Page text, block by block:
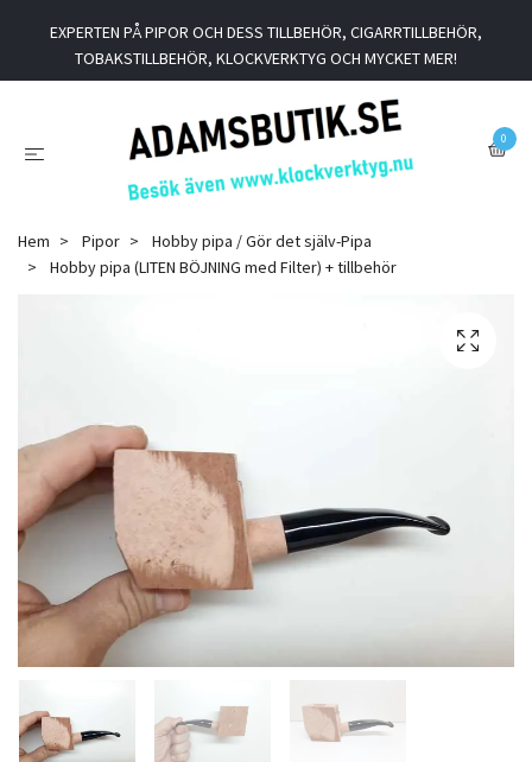
EXPERTEN PÅ PIPOR OCH DESS TILLBEHÖR, CIGARRTILLBEHÖR,
TOBAKSTILLBEHÖR, KLOCKVERKTYG OCH MYCKET MER!
0
Hem Pipor
Hobby pipa / Gör det själv-Pipa
Hobby pipa (LITEN BÖJNING med Filter) + tillbehör